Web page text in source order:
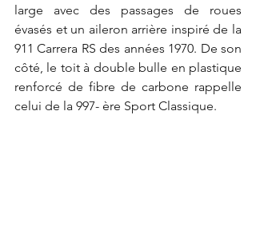
large avec des passages de roues
évasés et un aileron arrière inspiré de la
911 Carrera RS des années 1970. De son
côté, le toit à double bulle en plastique
renforcé de fibre de carbone rappelle
celui de la 997- ère Sport Classique.